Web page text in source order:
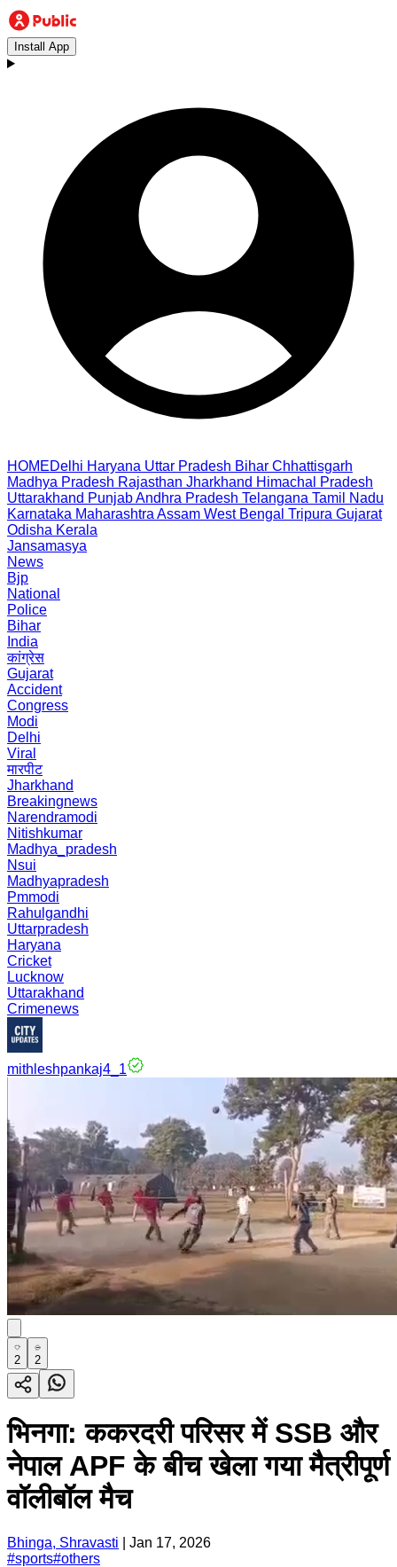
Install App
HOMEDelhi Haryana Uttar Pradesh Bihar Chhattisgarh
Madhya Pradesh Rajasthan Jharkhand Himachal Pradesh
Uttarakhand PunjabAndhra Pradesh Telangana Tamil Nadu
Karnataka Maharashtra Assam West Bengal Tripura Gujarat
Odisha Kerala
Jansamasya
News
Bjp
National
Police
Bihar
India
कांग्रेस
Gujarat
Accident
Congress
Modi
Delhi
Viral
मारपीट
Jharkhand
Breakingnews
Narendramodi
Nitishkumar
Madhya_pradesh
Nsui
Madhyapradesh
Pmmodi
Rahulgandhi
Uttarpradesh
Haryana
Cricket
Lucknow
Uttarakhand
Crimenews
mithleshpankaj4_1
2 2
भिनगा: ककरदरी परिसर में SSB और
नेपाल APF के बीच खेला गया मैत्रीपूर्ण
वॉलीबॉल मैच
Bhinga, Shravasti
Jan 17, 2026
#sports#others